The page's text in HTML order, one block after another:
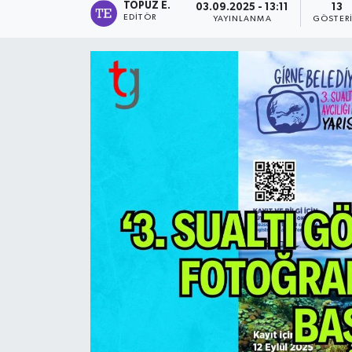
TOPUZ E.
EDITÖR
03.09.2025 - 13:11
YAYINLANMA
13